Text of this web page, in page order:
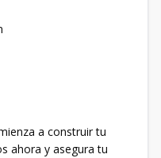
a construir tu
ahora y asegura tu